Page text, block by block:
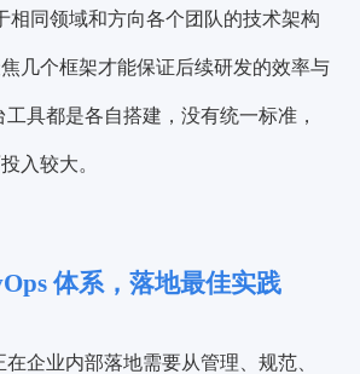
相同领域和方向各个团队的技术架构
几个框架才能保证后续研发的效率与
工具都是各自搭建，没有统一标准，
入较大。
体系，落地最佳实践
在企业内部落地需要从管理、规范、